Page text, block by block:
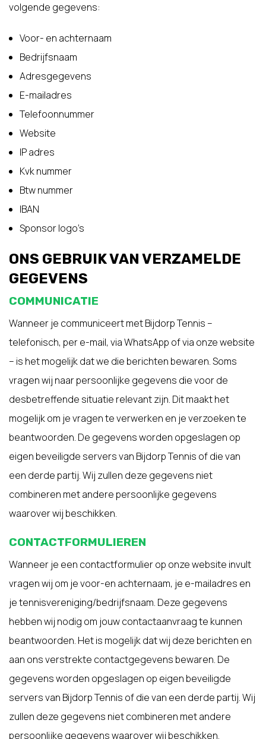
volgende gegevens:
Voor- en achternaam
Bedrijfsnaam
Adresgegevens
E-mailadres
Telefoonnummer
Website
IP adres
Kvk nummer
Btw nummer
IBAN
Sponsor logo’s
ONS GEBRUIK VAN VERZAMELDE
GEGEVENS
COMMUNICATIE
Wanneer je communiceert met Bijdorp Tennis –
telefonisch, per e-mail, via WhatsApp of via onze website
– is het mogelijk dat we die berichten bewaren. Soms
vragen wij naar persoonlijke gegevens die voor de
desbetreffende situatie relevant zijn. Dit maakt het
mogelijk om je vragen te verwerken en je verzoeken te
beantwoorden. De gegevens worden opgeslagen op
eigen beveiligde servers van Bijdorp Tennis of die van
een derde partij. Wij zullen deze gegevens niet
combineren met andere persoonlijke gegevens
waarover wij beschikken.
CONTACTFORMULIEREN
Wanneer je een contactformulier op onze website invult
vragen wij om je voor-en achternaam, je e-mailadres en
je tennisvereniging/bedrijfsnaam. Deze gegevens
hebben wij nodig om jouw contactaanvraag te kunnen
beantwoorden. Het is mogelijk dat wij deze berichten en
aan ons verstrekte contactgegevens bewaren. De
gegevens worden opgeslagen op eigen beveiligde
servers van Bijdorp Tennis of die van een derde partij. Wij
zullen deze gegevens niet combineren met andere
persoonlijke gegevens waarover wij beschikken.